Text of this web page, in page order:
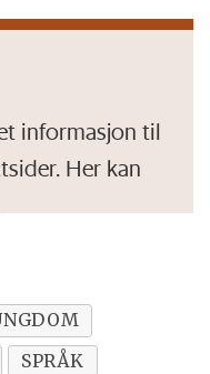
informasjon til
Her kan
om å lære
SPRÅK